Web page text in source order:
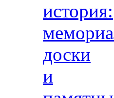
история:
доски
и